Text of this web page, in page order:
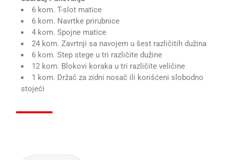
6 kom. T-slot matice
6 kom. Navrtke prirubnice
4 kom. Spojne matice
24 kom. Zavrtnji sa navojem u šest različitih dužina
6 kom. Step stege u tri različite dužine
12 kom. Blokovi koraka u tri različite veličine
1 kom. Držač za zidni nosač ili korišćeni slobodno
stojeći